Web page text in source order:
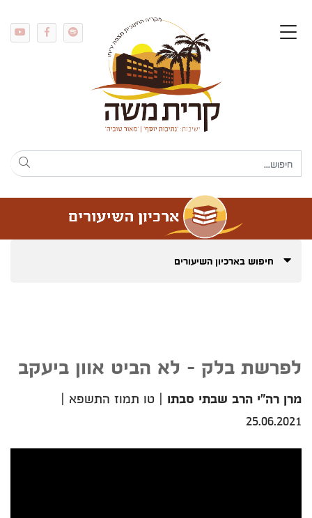
חיפוש בארכיון השיעורים
לפרשת בלק - לא הביט אוון ביעקב
מרן רה"י הרב שבתי סבתו | טו תמוז התשפא |
25.06.2021